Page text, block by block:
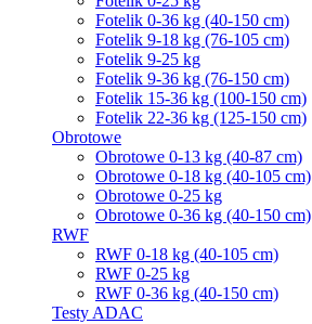
Fotelik 0-36 kg (40-150 cm)
Fotelik 9-18 kg (76-105 cm)
Fotelik 9-25 kg
Fotelik 9-36 kg (76-150 cm)
Fotelik 15-36 kg (100-150 cm)
Fotelik 22-36 kg (125-150 cm)
Obrotowe
Obrotowe 0-13 kg (40-87 cm)
Obrotowe 0-18 kg (40-105 cm)
Obrotowe 0-25 kg
Obrotowe 0-36 kg (40-150 cm)
RWF
RWF 0-18 kg (40-105 cm)
RWF 0-25 kg
RWF 0-36 kg (40-150 cm)
Testy ADAC